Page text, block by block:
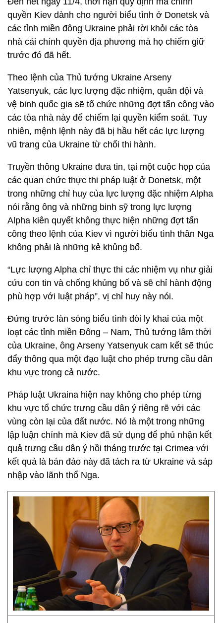
quyền Kiev dành cho người biểu tình ở Donetsk và
các tỉnh miền đông Ukraine phải rời khỏi các tòa
nhà cải chính quyền địa phương mà họ chiếm giữ
trước đó đã hết.
Theo lệnh của Thủ tướng Ukraine Arseny
Yatsenyuk, các lực lượng đặc nhiệm, quân đội và
vệ binh quốc gia sẽ tổ chức những đợt tấn công vào
các tòa nhà này để chiếm lại quyền kiểm soát. Tuy
nhiên, mệnh lệnh này đã bị hầu hết các lực lượng
vũ trang của Ukraine từ chối thi hành.
Truyền thông Ukraine đưa tin, tại một cuộc họp của
các quan chức thực thi pháp luật ở Donetsk, một
trong những chỉ huy của lực lượng đặc nhiệm Alpha
nói rằng ông và những binh sỹ trong lực lượng
Alpha kiên quyết không thực hiện những đợt tấn
công theo lệnh của Kiev vì người biểu tình thân Nga
không phải là những kẻ khủng bố.
“Lực lượng Alpha chỉ thực thi các nhiệm vụ như giải
cứu con tin và chống khủng bố và sẽ chỉ hành động
phù hợp với luật pháp”, vị chỉ huy này nói.
Đứng trước làn sóng biểu tình đòi ly khai của một
loạt các tỉnh miền Đông – Nam, Thủ tướng lâm thời
của Ukraine, ông Arseny Yatsenyuk cam kết sẽ thúc
đẩy thông qua một đạo luật cho phép trưng cầu dân
khu vực trong cả nước.
Pháp luật Ukraina hiện nay không cho phép từng
khu vực tổ chức trưng cầu dân ý riêng rẽ với các
vùng còn lại của đất nước. Nó là một trong những
lập luận chính mà Kiev đã sử dụng để phủ nhận kết
quả trưng cầu dân ý hồi tháng trước tại Crimea với
kết quả là bán đảo này đã tách ra từ Ukraine và sáp
nhập vào lãnh thổ Nga.